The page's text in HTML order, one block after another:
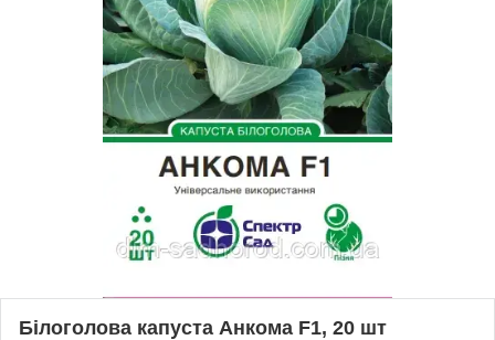
Білоголова капуста Анкома F1, 20 шт